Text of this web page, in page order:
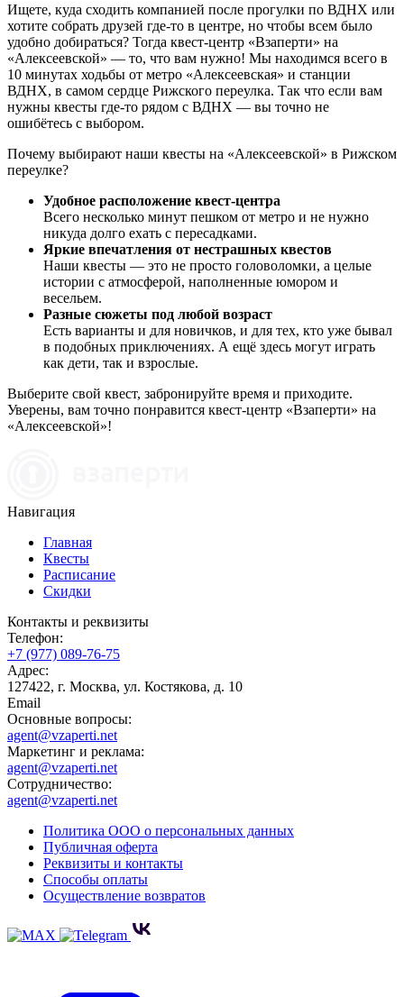
Ищете, куда сходить компанией после прогулки по ВДНХ или
хотите собрать друзей где-то в центре, но чтобы всем было
удобно добираться? Тогда квест-центр «Взаперти» на
«Алексеевской» — то, что вам нужно! Мы находимся всего в
10 минутах ходьбы от метро «Алексеевская» и станции
ВДНХ, в самом сердце Рижского переулка. Так что если вам
нужны квесты где-то рядом с ВДНХ — вы точно не
ошибётесь с выбором.
Почему выбирают наши квесты на «Алексеевской» в Рижском
переулке?
Удобное расположение квест-центра
Всего несколько минут пешком от метро и не нужно
никуда долго ехать с пересадками.
Яркие впечатления от нестрашных квестов
Наши квесты — это не просто головоломки, а целые
истории с атмосферой, наполненные юмором и
весельем.
Разные сюжеты под любой возраст
Есть варианты и для новичков, и для тех, кто уже бывал
в подобных приключениях. А ещё здесь могут играть
как дети, так и взрослые.
Выберите свой квест, забронируйте время и приходите.
Уверены, вам точно понравится квест-центр «Взаперти» на
«Алексеевской»!
Навигация
Главная
Квесты
Расписание
Скидки
Контакты и реквизиты
Телефон:
+7 (977) 089-76-75
Адрес:
127422, г. Москва, ул. Костякова, д. 10
Email
Основные вопросы:
agent@vzaperti.net
Маркетинг и реклама:
agent@vzaperti.net
Сотрудничество:
agent@vzaperti.net
Политика ООО о персональных данных
Публичная оферта
Реквизиты и контакты
Способы оплаты
Осуществление возвратов